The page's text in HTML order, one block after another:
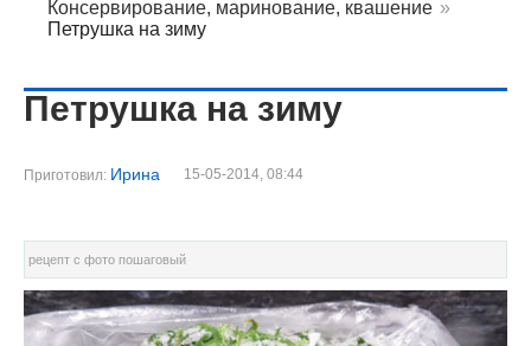
Консервирование, маринование, квашение »
Петрушка на зиму
Петрушка на зиму
Приготовил: Ирина 15-05-2014, 08:44
рецепт с фото пошаговый